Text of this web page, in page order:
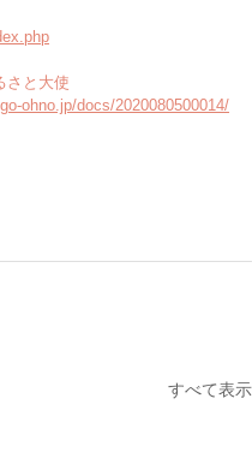
さと大使
ohno.jp/docs/2020080500014/
すべて表示